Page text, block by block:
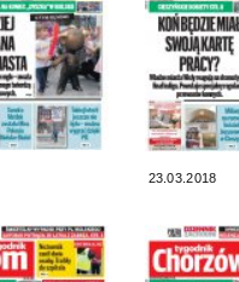
23.03.2018